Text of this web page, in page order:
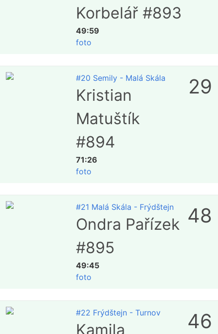
Korbelář #893
49:59
foto
#20 Semily - Malá Skála
Kristian
Matuštík
#894
71:26
foto
29
#21 Malá Skála - Frýdštejn
Ondra Pařízek
#895
49:45
foto
48
#22 Frýdštejn - Turnov
Kamila
46